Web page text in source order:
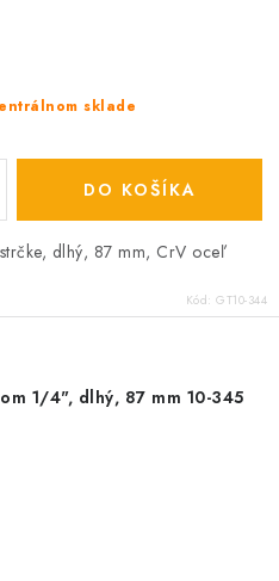
sklade
DO KOŠÍKA
dlhý, 87 mm, CrV oceľ
Kód: GT10-344
1/4", dlhý, 87 mm 10-345